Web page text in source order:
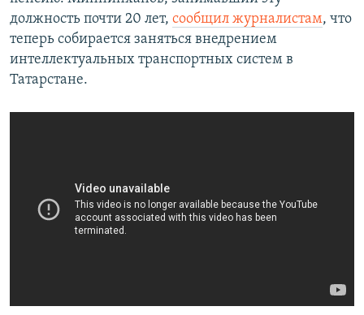
должность почти 20 лет, сообщил журналистам, что
теперь собирается заняться внедрением
интеллектуальных транспортных систем в
Татарстане.